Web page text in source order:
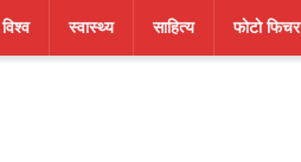
विश्व स्वास्थ्य साहित्य फाेटाे फिचर